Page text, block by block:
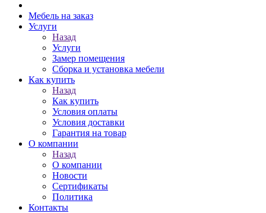
Мебель на заказ
Услуги
Назад
Услуги
Замер помещения
Сборка и установка мебели
Как купить
Назад
Как купить
Условия оплаты
Условия доставки
Гарантия на товар
О компании
Назад
О компании
Новости
Сертификаты
Политика
Контакты